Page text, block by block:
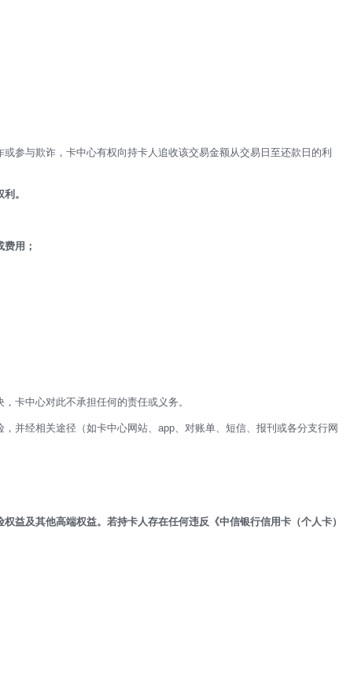
参与欺诈，卡中心有权向持卡人追收该交易金额从交易日至还款日的利
。
用；
卡中心对此不承担任何的责任或义务。
并经相关途径（如卡中心网站、app、对账单、短信、报刊或各分支行网
益及其他高端权益。若持卡人存在任何违反《中信银行信用卡（个人卡）